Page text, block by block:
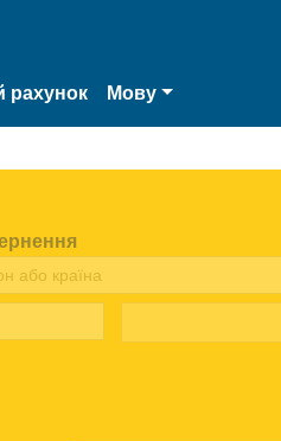
рахунок Мову